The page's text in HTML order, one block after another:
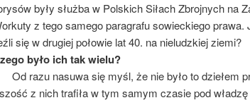
były służba w Polskich Siłach Zbrojnych na
z tego samego paragrafu sowieckiego
się w drugiej połowie lat 40. na nieludzkiej ziemi?
było ich tak wielu?
razu nasuwa się myśl, że nie było to dziełem
z nich trafiła w tym samym czasie pod